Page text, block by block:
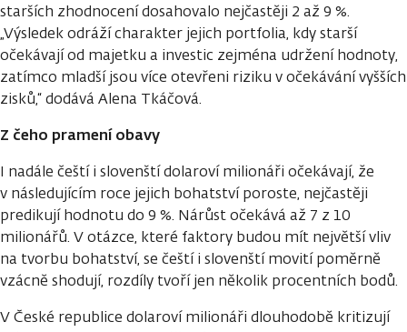
starších zhodnocení dosahovalo nejčastěji 2 až 9 %.
„Výsledek odráží charakter jejich portfolia, kdy starší
očekávají od majetku a investic zejména udržení hodnoty,
zatímco mladší jsou více otevřeni riziku v očekávání vyšších
zisků,“ dodává Alena Tkáčová.
Z čeho pramení obavy
I nadále čeští i slovenští dolaroví milionáři očekávají, že
v následujícím roce jejich bohatství poroste, nejčastěji
predikují hodnotu do 9 %. Nárůst očekává až 7 z 10
milionářů. V otázce, které faktory budou mít největší vliv
na tvorbu bohatství, se čeští i slovenští movití poměrně
vzácně shodují, rozdíly tvoří jen několik procentních bodů.
V České republice dolaroví milionáři dlouhodobě kritizují